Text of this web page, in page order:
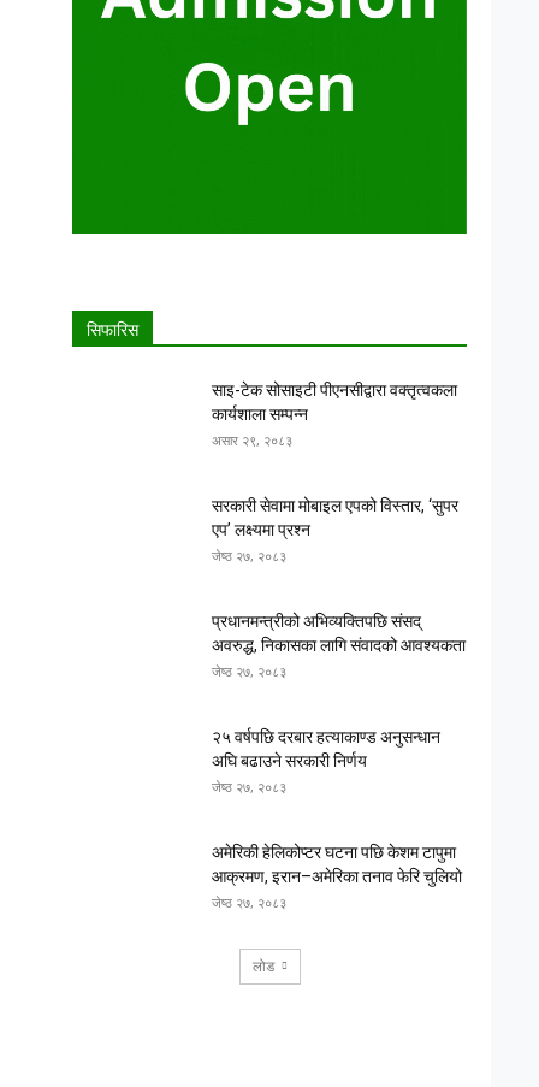
सिफारिस
साइ-टेक सोसाइटी पीएनसीद्वारा वक्तृत्वकला
कार्यशाला सम्पन्न
असार २९, २०८३
सरकारी सेवामा मोबाइल एपको विस्तार, ‘सुपर
एप’ लक्ष्यमा प्रश्न
जेष्ठ २७, २०८३
प्रधानमन्त्रीको अभिव्यक्तिपछि संसद्
अवरुद्ध, निकासका लागि संवादको आवश्यकता
जेष्ठ २७, २०८३
२५ वर्षपछि दरबार हत्याकाण्ड अनुसन्धान
अघि बढाउने सरकारी निर्णय
जेष्ठ २७, २०८३
अमेरिकी हेलिकोप्टर घटना पछि केशम टापुमा
आक्रमण, इरान–अमेरिका तनाव फेरि चुलियो
जेष्ठ २७, २०८३
लोड